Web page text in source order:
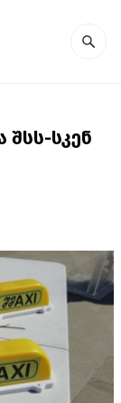
შსს-სკენ